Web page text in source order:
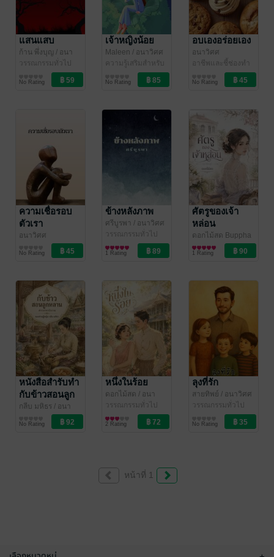
แสนแสบ
ก้าน พึ่งบุญ / อนา
วิศศ
วรรณกรรมทั่วไป
No Rating
เจ้าหญิงน้อย
Maleen / อนาวิศศ
ความรู้เสริมสำหรับ
เด็กและเยาวชน
No Rating
อบเองอร่อยเอง
อนาวิศศ
อาชีพและชี้ช่องทำ
No Rating
ความเชื่อรอบ
ตัวเรา
อนาวิศศ
ความรู้ทั่วไป
No Rating
ข้างหลังภาพ
ศรีบูรพา / อนาวิศศ
วรรณกรรมทั่วไป
1 Rating
ศัตรูของเจ้า
หล่อน
ดอกไม้สด Buppha
Nimmanhaeminn
อนาวิศศ
นิยายรัก
1 Rating
หนังสือสำรับทำ
กับข้าวสอนลูก
หลาน ขนม ของ
กลีบ มหิธร / อนา
ความรู้ทั่วไป
No Rating
หนึ่งในร้อย
ดอกไม้สด / อนา
วิศศ
วรรณกรรมทั่วไป
2 Rating
ลุงที่รัก
สายทิพย์ / อนาวิศศ
วรรณกรรมทั่วไป
No Rating
หน้าที่ 1